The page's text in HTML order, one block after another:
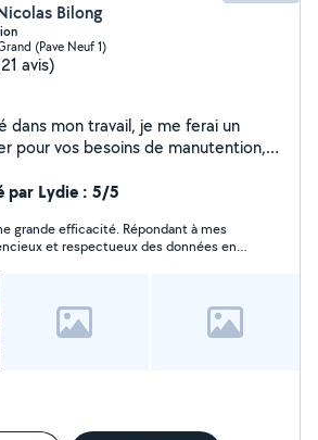
Bilong
(Pave Neuf 1)
avis)
dans mon travail, je me ferai un
pour vos besoins de manutention,
par Lydie : 5/5
grande efficacité. Répondant à mes
et respectueux des données en
je recommande.